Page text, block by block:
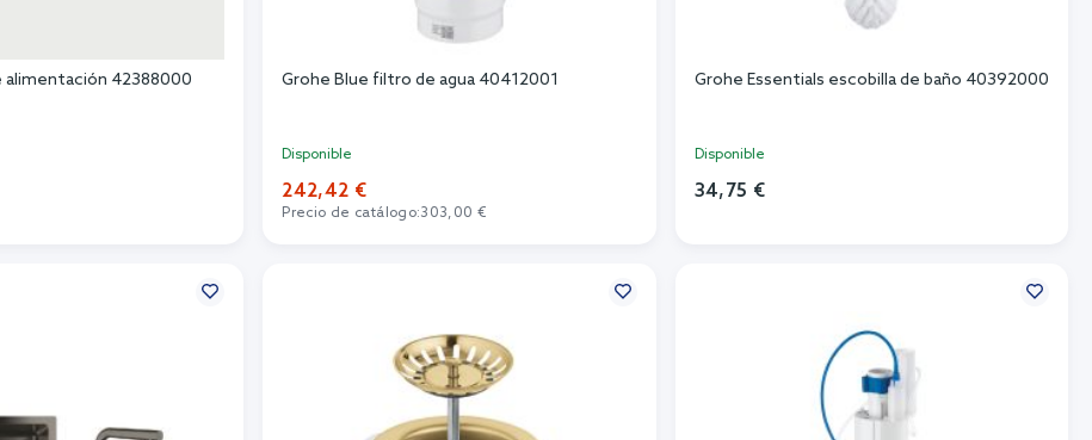
42388000 Grohe Blue filtro de agua 40412001
Disponible
242,42 €
Precio de catálogo:303,00 €
Grohe Essentials escobilla de baño 40392000
Disponible
34,75 €